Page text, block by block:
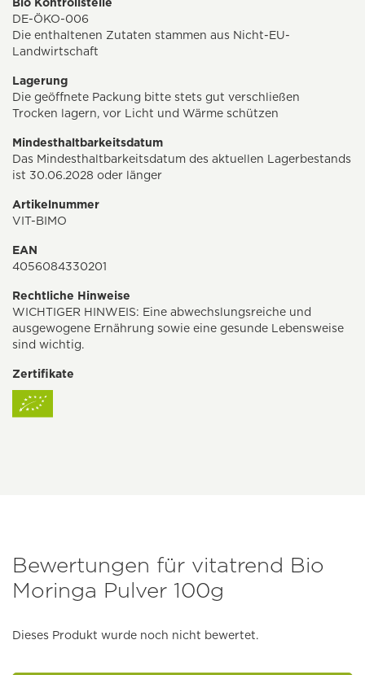
Bio Kontrollstelle
DE-ÖKO-006
Die enthaltenen Zutaten stammen aus Nicht-EU-
Landwirtschaft
Lagerung
Die geöffnete Packung bitte stets gut verschließen
Trocken lagern, vor Licht und Wärme schützen
Mindesthaltbarkeitsdatum
Das Mindesthaltbarkeitsdatum des aktuellen Lagerbestands
ist 30.06.2028 oder länger
Artikelnummer
VIT-BIMO
EAN
4056084330201
Rechtliche Hinweise
WICHTIGER HINWEIS: Eine abwechslungsreiche und
ausgewogene Ernährung sowie eine gesunde Lebensweise
sind wichtig.
Zertifikate
Bewertungen für vitatrend Bio
Moringa Pulver 100g
Dieses Produkt wurde noch nicht bewertet.